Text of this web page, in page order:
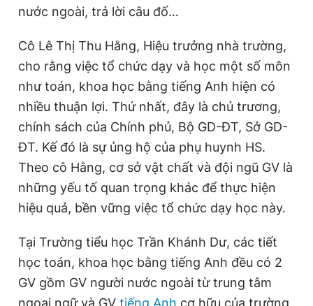
nước ngoài, trả lời câu đố…
Cô Lê Thị Thu Hằng, Hiệu trưởng nhà trường,
cho rằng việc tổ chức dạy và học một số môn
như toán, khoa học bằng tiếng Anh hiện có
nhiều thuận lợi. Thứ nhất, đây là chủ trương,
chính sách của Chính phủ, Bộ GD-ĐT, Sở GD-
ĐT. Kế đó là sự ủng hộ của phụ huynh HS.
Theo cô Hằng, cơ sở vật chất và đội ngũ GV là
những yếu tố quan trọng khác để thực hiện
hiệu quả, bền vững việc tổ chức dạy học này.
Tại Trường tiểu học Trần Khánh Dư, các tiết
học toán, khoa học bằng tiếng Anh đều có 2
GV gồm GV người nước ngoài từ trung tâm
ngoại ngữ và GV tiếng Anh cơ hữu của trường